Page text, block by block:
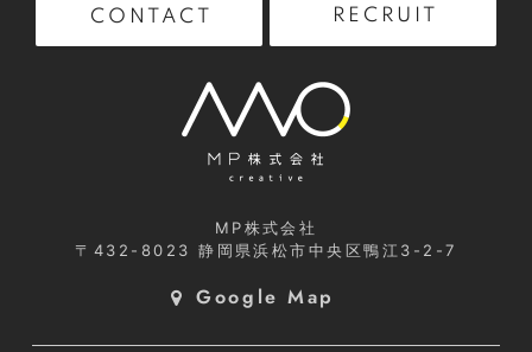
CONTACT RECRUIT
MP株式会社
〒432-8023静岡県浜松市中央区鴨江3-2-7
Google Map